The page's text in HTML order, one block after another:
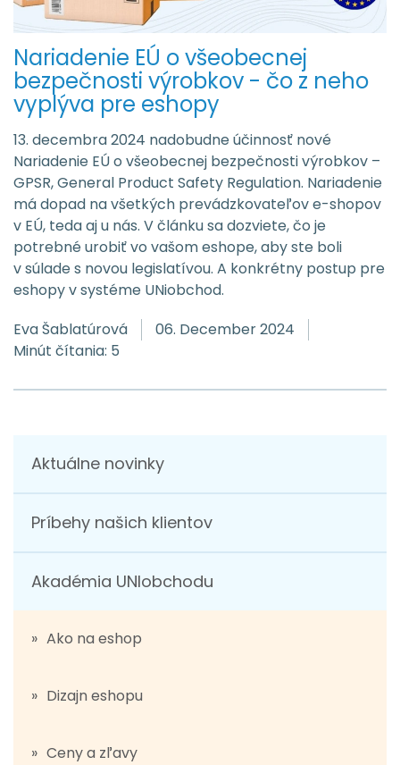
Nariadenie EÚ o všeobecnej
bezpečnosti výrobkov - čo z neho
vyplýva pre eshopy
13. decembra 2024 nadobudne účinnosť nové
Nariadenie EÚ o všeobecnej bezpečnosti výrobkov –
GPSR, General Product Safety Regulation. Nariadenie
má dopad na všetkých prevádzkovateľov e-shopov
v EÚ, teda aj u nás. V článku sa dozviete, čo je
potrebné urobiť vo vašom eshope, aby ste boli
v súlade s novou legislatívou. A konkrétny postup pre
eshopy v systéme UNiobchod.
Eva Šablatúrová
06. December 2024
Minút čítania: 5
Aktuálne novinky
Príbehy našich klientov
Akadémia UNIobchodu
Ako na eshop
Dizajn eshopu
Ceny a zľavy